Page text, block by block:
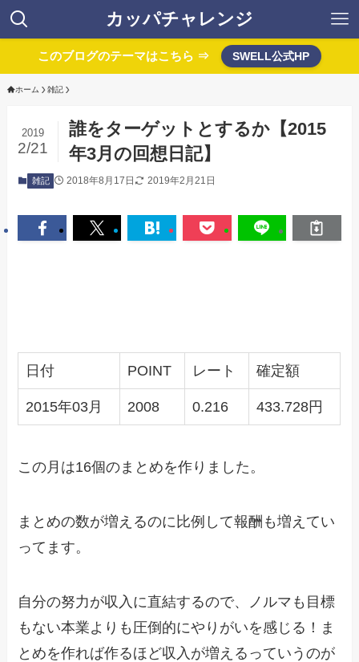
カッパチャレンジ
このブログのテーマはこちら ⇒ SWELL公式HP
ホーム 雑記
誰をターゲットとするか【2015
年3月の回想日記】
2019
2/21
雑記 2018年8月17日 2019年2月21日
日付 POINT レート 確定額
2015年03月 2008 0.216 433.728円
この月は16個のまとめを作りました。
まとめの数が増えるのに比例して報酬も増えてい
ってます。
自分の努力が収入に直結するので、ノルマも目標
もない本業よりも圧倒的にやりがいを感じる！ま
とめを作れば作るほど収入が増えるっていうのが